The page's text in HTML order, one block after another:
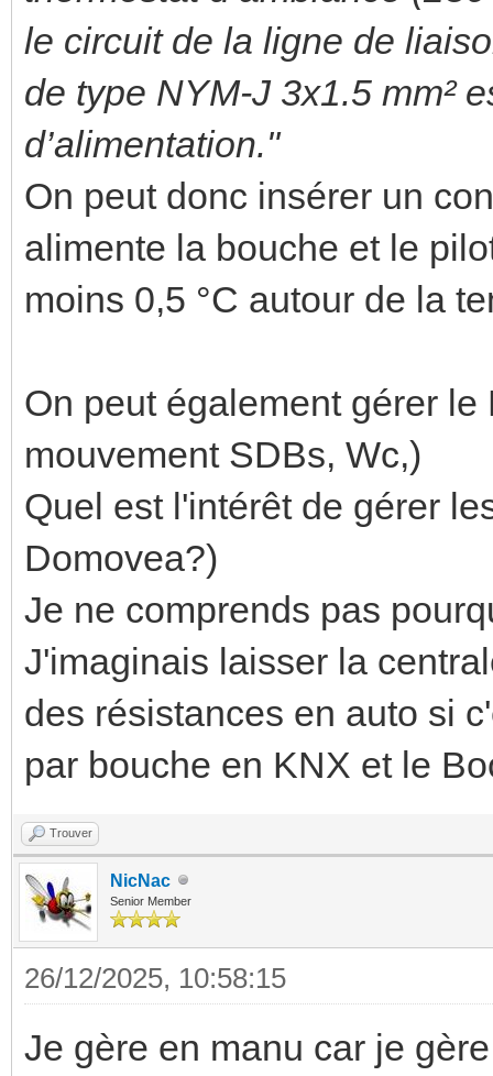
le circuit de la ligne de
de type NYM-J 3x1.5 mm²
d’alimentation."
On peut donc insérer un
alimente la bouche et le
moins 0,5 °C autour de la
On peut également gérer
mouvement SDBs, Wc,)
Quel est l'intérêt de gérer
Domovea?)
Je ne comprends pas
J'imaginais laisser la
des résistances en auto si
par bouche en KNX et le
Trouver
NicNac
Senior Member
26/12/2025, 10:58:15
Je gère en manu car je